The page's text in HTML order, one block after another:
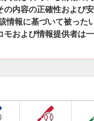
の内容の正確性および
情報に基づいて被った
モおよび情報提供者は